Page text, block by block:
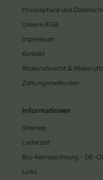
Privatsphäre und
Unsere AGB
Impressum
Kontakt
Widerrufsrecht &
Zahlungsmethoden
Informationen
Sitemap
Lieferzeit
Bio-Kennzeichnung - DE-
Links